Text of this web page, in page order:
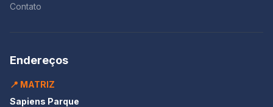
Contato
Endereços
📍 MATRIZ
Sapiens Parque